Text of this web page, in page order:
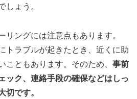
しょう。
リングには注意点もあります。
トラブルが起きたとき、近くに助
こともあります。そのため、 事前
ック、連絡手段の確保などはしっ
切です。